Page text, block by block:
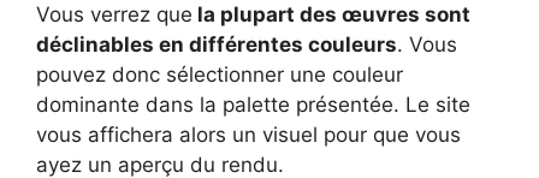
Vous verrez que la plupart des œuvres sont
déclinables en différentes couleurs. Vous
pouvez donc sélectionner une couleur
dominante dans la palette présentée. Le site
vous affichera alors un visuel pour que vous
ayez un aperçu du rendu.